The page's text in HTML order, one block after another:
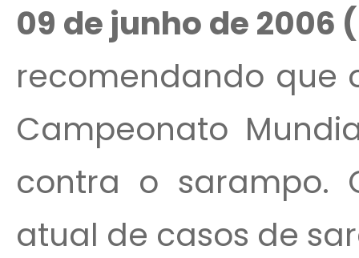
09 de junho de
recomendando que
Campeonato
contra o sarampo.
atual de casos de